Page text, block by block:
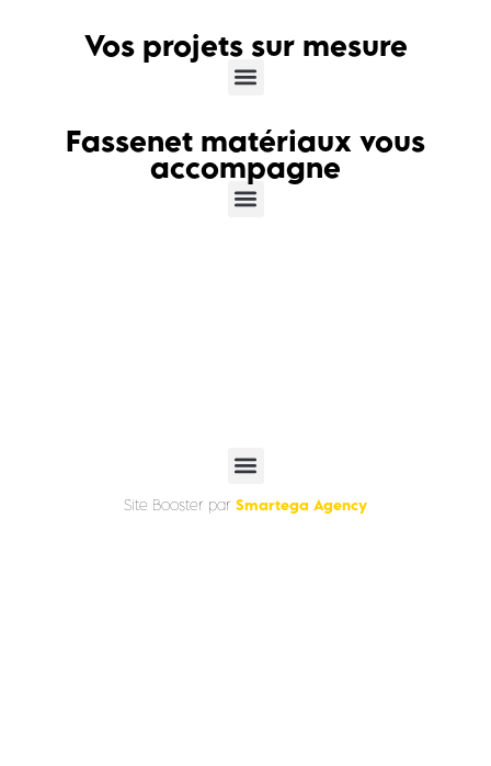
Vos projets sur mesure
Fassenet matériaux vous
accompagne
Site Booster par Smartega Agency